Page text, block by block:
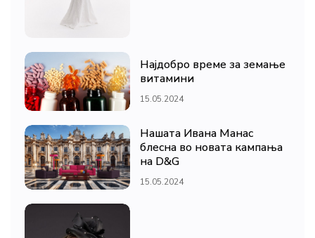
Најдобро време за земање
витамини
15.05.2024
Нашата Ивана Манас
блесна во новата кампања
на D&G
15.05.2024